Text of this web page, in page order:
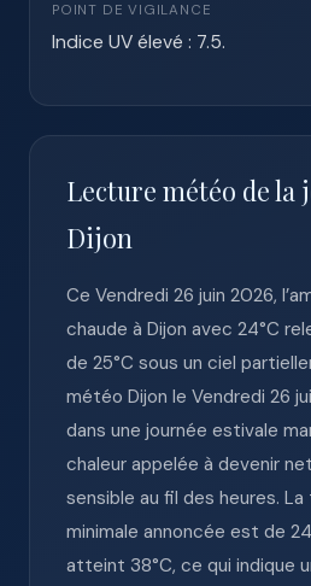
POINT DE VIGILANCE
Indice UV élevé : 7.5.
Lecture météo de la
Dijon
Ce Vendredi 26 juin 2026,
chaude à Dijon avec 24°C
de 25°C sous un ciel
météo Dijon le Vendredi 26
dans une journée estivale
chaleur appelée à devenir
sensible au fil des heures.
minimale annoncée est de
atteint 38°C, ce qui indique